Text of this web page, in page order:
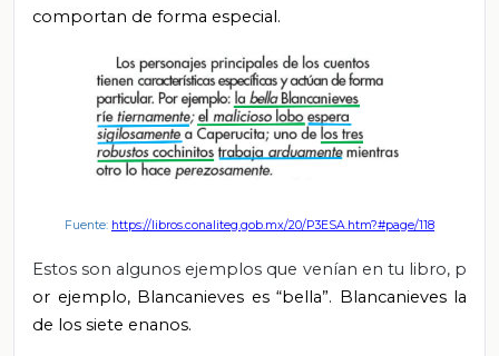
comportan de forma especial.
Fuente: https://libros.conaliteg.gob.mx/20/P3ESA.htm?#page/118
Estos son algunos ejemplos que venían en tu libro, p
or ejemplo, Blancanieves es “bella”. Blancanieves la
de los siete enanos.